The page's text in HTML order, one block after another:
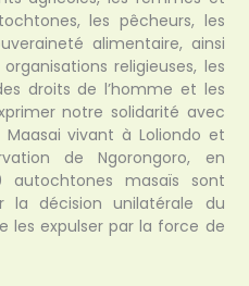
les pêcheurs, les
alimentaire, ainsi
religieuses, les
droits de l’homme et les
notre solidarité avec
vivant à Loliondo et
de Ngorongoro, en
autochtones masaïs sont
la décision unilatérale du
les expulser par la force de